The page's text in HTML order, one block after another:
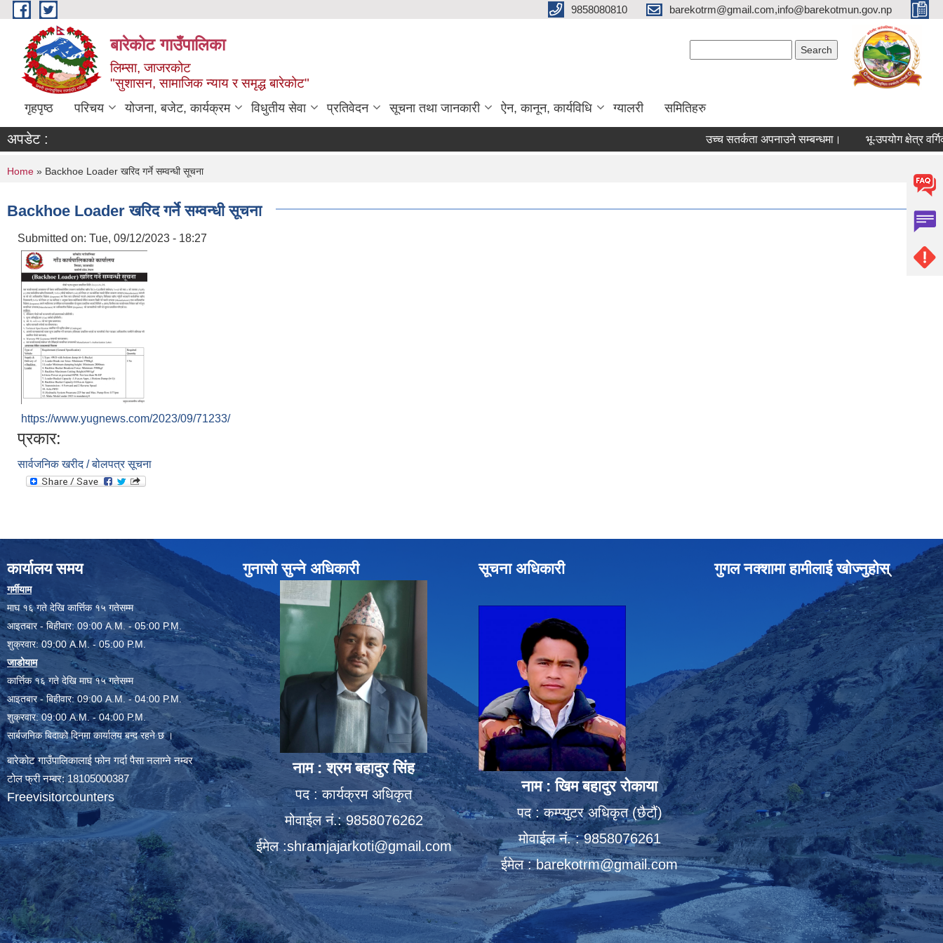
Skip to main content 9858080810 barekotrm@gmail.com,info@barekotmun.gov.np
बारेकोट गाउँपालिका
लिम्सा, जाजरकोट
"सुशासन, सामाजिक न्याय र समृद्ध बारेकोट"
गृहपृष्ठ परिचय योजना, बजेट, कार्यक्रम विधुतीय सेवा प्रतिवेदन सूचना तथा जानकारी ऐन, कानून, कार्यविधि ग्यालरी समितिहरु
अपडेट : उच्च सतर्कता अपनाउने सम्बन्धमा। भू-उपयोग क्षेत्र
You are here
Home » Backhoe Loader खरिद गर्ने सम्वन्धी सूचना
Backhoe Loader खरिद गर्ने सम्वन्धी सूचना
Submitted on: Tue, 09/12/2023 - 18:27
https://www.yugnews.com/2023/09/71233/
प्रकार:
सार्वजनिक खरीद / बोलपत्र सूचना
कार्यालय समय
गर्मीयाम
माघ १६ गते देखि कार्त्तिक १५ गतेसम्म
आइतबार - बिहीवार: 09:00 A.M. - 05:00 P.M.
शुक्रवार: 09:00 A.M. - 05:00 P.M.
जाडोयाम
कार्त्तिक १६ गते देखि माघ १५ गतेसम्म
आइतबार - बिहीवार: 09:00 A.M. - 04:00 P.M.
शुक्रवार: 09:00 A.M. - 04:00 P.M.
सार्बजनिक बिदाको दिनमा कार्यालय बन्द रहने छ ।
बारेकोट गाउँपालिकालाई फोन गर्दा पैसा नलाग्ने नम्बर
टोल फ्री नम्बर: 18105000387
Freevisitorcounters
गुनासो सुन्ने अधिकारी
नाम : श्रम बहादुर सिंह
पद : कार्यक्रम अधिकृत
मोवाईल नं.: 9858076262
ईमेल :shramjajarkoti@gmail.com
सूचना अधिकारी
नाम : खिम बहादुर रोकाया
पद : कम्प्युटर अधिकृत (छैटौं)
मोवाईल नं. : 9858076261
ईमेल :barekotrm@gmail.com
गुगल नक्शामा हामीलाई खोज्नुहोस्